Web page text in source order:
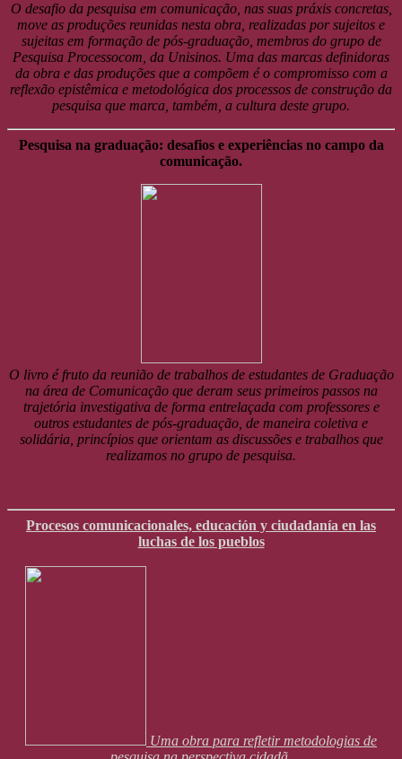
O desafio da pesquisa em comunicação, nas suas práxis concretas,
move as produções reunidas nesta obra, realizadas por sujeitos e
sujeitas em formação de pós-graduação, membros do grupo de
Pesquisa Processocom, da Unisinos. Uma das marcas definidoras
da obra e das produções que a compõem é o compromisso com a
reflexão epistêmica e metodológica dos processos de construção da
pesquisa que marca, também, a cultura deste grupo.
Pesquisa na graduação: desafios e experiências no campo da
comunicação.
O livro é fruto da reunião de trabalhos de estudantes de Graduação
na área de Comunicação que deram seus primeiros passos na
trajetória investigativa de forma entrelaçada com professores e
outros estudantes de pós-graduação, de maneira coletiva e
solidária, princípios que orientam as discussões e trabalhos que
realizamos no grupo de pesquisa.
Procesos comunicacionales, educación y ciudadanía en las
luchas de los pueblos
Uma obra para refletir metodologias de